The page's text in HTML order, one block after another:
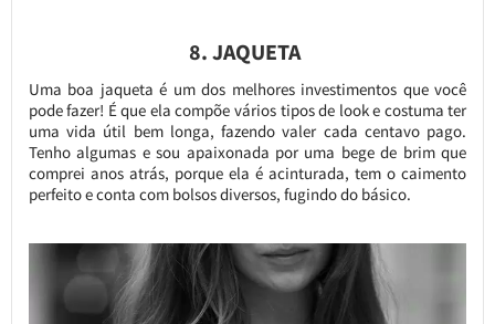
8. JAQUETA
Uma boa jaqueta é um dos melhores investimentos que você
pode fazer! É que ela compõe vários tipos de look e costuma ter
uma vida útil bem longa, fazendo valer cada centavo pago.
Tenho algumas e sou apaixonada por uma bege de brim que
comprei anos atrás, porque ela é acinturada, tem o caimento
perfeito e conta com bolsos diversos, fugindo do básico.